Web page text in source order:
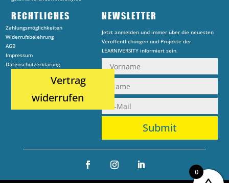
RECHTLICHES
Zahlungsmöglichkeiten
Widerrufsbelehrung
AGB
Impressum
Datenschutzerklärung
Vertrag
widerrufen
NEWSLETTER
Jetzt anmelden und immer über die neuesten
Veröffentlichungen und Projekte der
LEARNIVERSITY informiert sein.
Submit
0